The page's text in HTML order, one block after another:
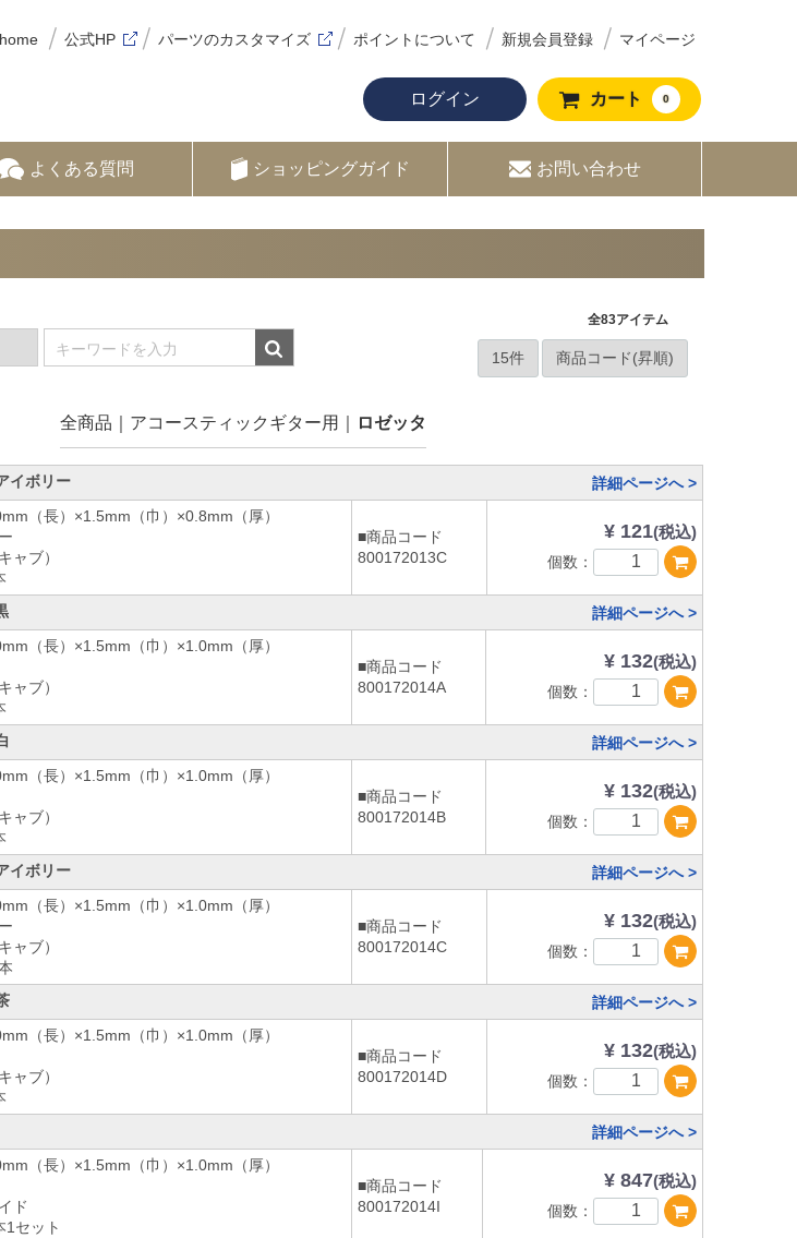
home 公式HP パーツのカスタマイズ ポイントについて 新規会員登録 マイページ
カート 0
ログイン
よくある質問 ショッピングガイド お問い合わせ
全83アイテム
全商品 アコースティックギター用 ロゼッタ
イボリー
詳細ページへ >
（長）×1.5mm（巾）×0.8mm（厚）
ャブ）
■商品コード
800172013C
¥ 121(税込)
個数：
詳細ページへ >
（長）×1.5mm（巾）×1.0mm（厚）
ャブ）
■商品コード
800172014A
¥ 132(税込)
個数：
詳細ページへ >
（長）×1.5mm（巾）×1.0mm（厚）
ャブ）
■商品コード
800172014B
¥ 132(税込)
個数：
イボリー
詳細ページへ >
（長）×1.5mm（巾）×1.0mm（厚）
ャブ）
■商品コード
800172014C
¥ 132(税込)
個数：
詳細ページへ >
（長）×1.5mm（巾）×1.0mm（厚）
ャブ）
■商品コード
800172014D
¥ 132(税込)
個数：
詳細ページへ >
（長）×1.5mm（巾）×1.0mm（厚）
ド
セット
■商品コード
800172014I
¥ 847(税込)
個数：